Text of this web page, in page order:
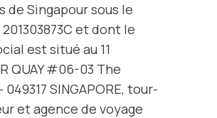
de Singapour sous le
et dont le
est situé au 11
QUAY #06-03 The
049317 SINGAPORE, tour-
et agence de voyage